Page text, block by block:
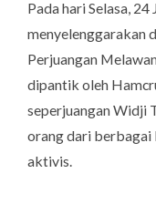
Pada hari Selasa,
menyelenggarakan
Perjuangan
dipantik oleh
seperjuangan Widji
orang dari berbagai
aktivis.